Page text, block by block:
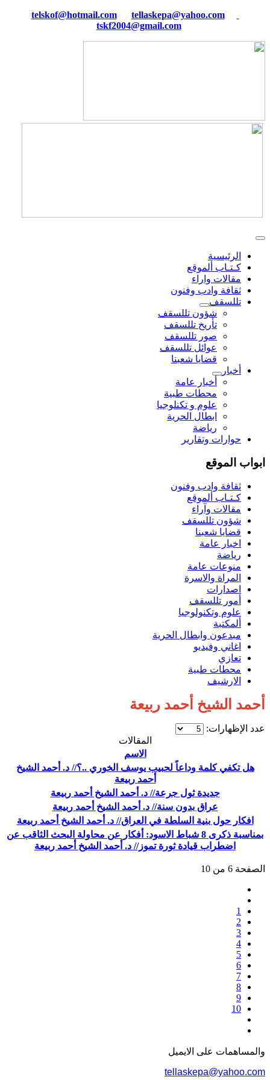
tellaskepa@yahoo.com
tskf2004@gmail.com
الرئيسية
كـتـاب ألموقع
مقالات واراء
ثقافة وادب وفنون
تللسقف
شؤون تللسقف
تأريخ تللسقف
صور تللسقف
عوائل تللسقف
قضايا شعبنا
أخبار
أخبار عامة
محطات طبية
علوم و تکنلوجیا
ابطال الحرية
رياضة
حوارات وتقارير
ابواب الموقع
ثقافة وادب وفنون
كـتـاب ألموقع
مقالات وآراء
شؤون تللسقف
قضايا شعبنا
اخبار عامة
رياضة
منوعات عامة
المراة والاسرة
اصدارات
أمور تللسقف
علوم وتكنولوجيا
ألمكتبة
مبدعون وابطال الحرية
اغاني وفيديو
تعازي
محطات طبية
الارشيف
أحمد الشيخ أحمد ربيعة
عدد الإظهارات:
المقالات
الاسم
هل تكفي كلمة وداعاً لحبيب يوسف الخوري ..؟// د. أحمد الشيخ
أحمد ربيعة
جديدة ثول جرعة// د. أحمد الشيخ أحمد ربيعة
عراق بدون سنة‎// د. أحمد الشيخ أحمد ربيعة
افكار حول بنية السلطة في العراق// د. أحمد الشيخ أحمد ربيعة
بمناسبة ذكرى 8 شباط الاسود: أفكار عن محاولة البحث الثاقب عن
اضطراب قيادة ثورة تموز// د. أحمد الشيخ أحمد ربيعة
الصفحة 6 من 10
1
2
3
4
5
6
7
8
9
10
والمساهمات علی الایمیل
tellaskepa@yahoo.com